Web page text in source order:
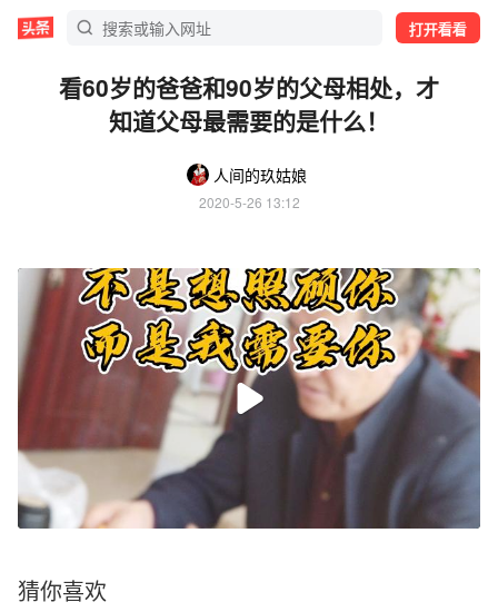
打开看看
看60岁的爸爸和90岁的父母相处，才
知道父母最需要的是什么！
人间的玖姑娘
2020-5-26 13:12
猜你喜欢